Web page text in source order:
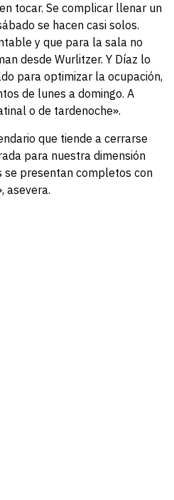
tocar. Se complicar llenar un
se hacen casi solos.
y que para la sala no
desde Wurlitzer. Y Díaz lo
para optimizar la ocupación,
de lunes a domingo. A
o de tardenoche».
que tiende a cerrarse
para nuestra dimensión
se presentan completos con
asevera.